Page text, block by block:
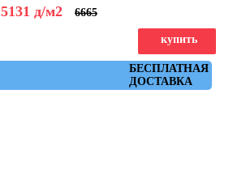
5131 д/м2 6665
БЕСПЛАТНАЯ
ДОСТАВКА
купить